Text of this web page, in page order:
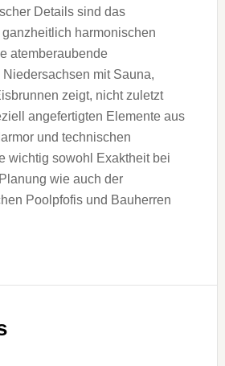
Details sind das
harmonischen
atemberaubende
mit Sauna,
zeigt, nicht zuletzt
angefertigten Elemente aus
und technischen
wichtig sowohl Exaktheit bei
wie auch der
Poolpfofis und Bauherren